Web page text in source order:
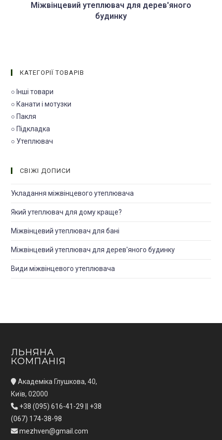
Міжвінцевий утеплювач для дерев'яного
будинку
КАТЕГОРІЇ ТОВАРІВ
○ Інші товари
○ Канати і мотузки
○ Пакля
○ Підкладка
○ Утеплювач
СВІЖІ ДОПИСИ
Укладання міжвінцевого утеплювача
Який утеплювач для дому краще?
Міжвінцевий утеплювач для банi
Міжвінцевий утеплювач для дерев'яного будинку
Види міжвінцевого утеплювача
ЛЬНЯНА
КОМПАНІЯ
Академіка Глушкова, 40,
Київ, 02000
+38 (095) 616-41-29
+38
(067) 174-38-98
mezhven@gmail.com